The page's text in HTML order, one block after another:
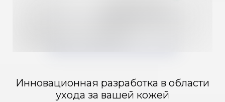
Инновационная разработка в области
ухода за вашей кожей